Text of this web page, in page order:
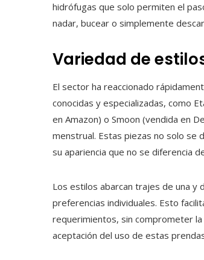
hidrófugas que solo permiten el
nadar, bucear o simplemente
Variedad de
El sector ha reaccionado
conocidas y especializadas, como
en Amazon) o Smoon (vendida en
menstrual. Estas piezas no solo se
su apariencia que no se diferencia
Los estilos abarcan trajes de una
preferencias individuales. Esto
requerimientos, sin comprometer
aceptación del uso de estas